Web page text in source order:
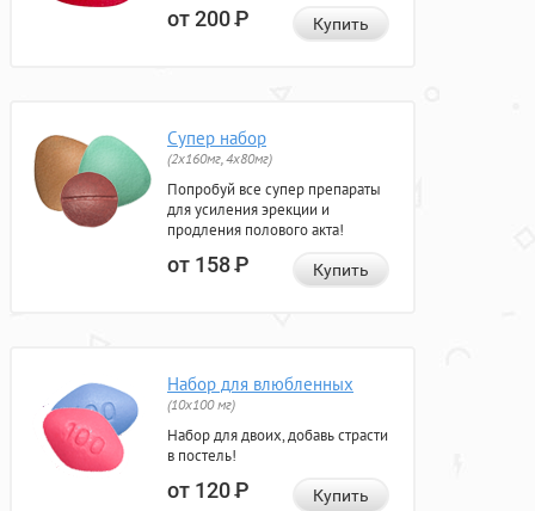
от 200Р Купить
Супер набор
(2х160мг, 4х80мг)
Попробуй все супер препараты
для усиления эрекции и
продления полового акта!
от 158Р Купить
Набор для влюбленных
(10х100 мг)
Набор для двоих, добавь страсти
в постель!
от 120Р Купить